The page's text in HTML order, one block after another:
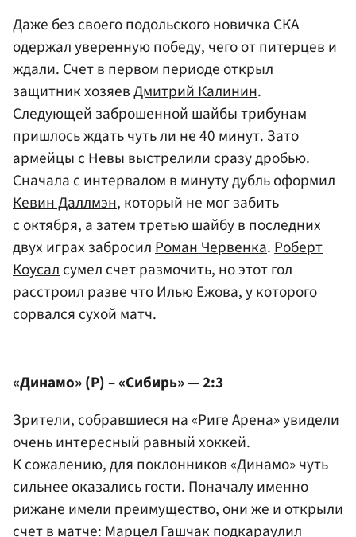
Даже без своего подольского новичка СКА
одержал уверенную победу, чего от питерцев и
ждали. Счет в первом периоде открыл
защитник хозяевДмитрий Калинин.
Следующей заброшенной шайбы трибунам
пришлось ждать чуть ли не 40 минут. Зато
армейцы с Невы выстрелили сразу дробью.
Сначала с интервалом в минуту дубль оформил
Кевин Даллмэн, который не мог забить
с октября, а затем третью шайбу в последних
двух играх забросилРоман Червенка.Роберт
Коусалсумел счет размочить, но этот гол
расстроил разве чтоИлью Ежова, у которого
сорвался сухой матч.
«Динамо» (Р) – «Сибирь» — 2:3
Зрители, собравшиеся на «Риге Арена» увидели
очень интересный равный хоккей.
К сожалению, для поклонников «Динамо» чуть
сильнее оказались гости. Поначалу именно
рижане имели преимущество, они же и открыли
счет в матче: Марцел Гашчак подкараулил